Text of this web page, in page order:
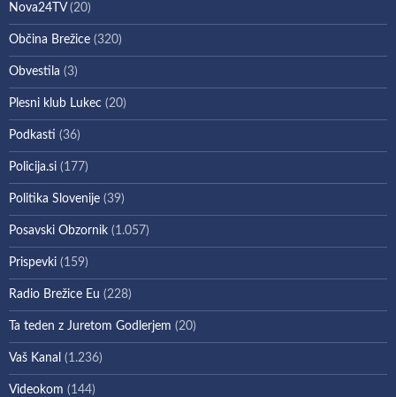
Nova24TV(20)
Občina Brežice (320)
Obvestila (3)
Plesni klub Lukec (20)
Podkasti (36)
Policija.si (177)
Politika Slovenije (39)
Posavski Obzornik (1.057)
Prispevki (159)
Radio Brežice Eu (228)
Ta teden z Juretom Godlerjem (20)
Vaš Kanal (1.236)
Videokom (144)